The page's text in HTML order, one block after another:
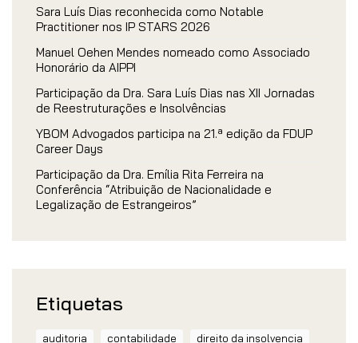
Sara Luís Dias reconhecida como Notable
Practitioner nos IP STARS 2026
Manuel Oehen Mendes nomeado como Associado
Honorário da AIPPI
Participação da Dra. Sara Luís Dias nas XII Jornadas
de Reestruturações e Insolvências
YBOM Advogados participa na 21.ª edição da FDUP
Career Days
Participação da Dra. Emília Rita Ferreira na
Conferência “Atribuição de Nacionalidade e
Legalização de Estrangeiros”
Etiquetas
auditoria contabilidade
direito da insolvencia